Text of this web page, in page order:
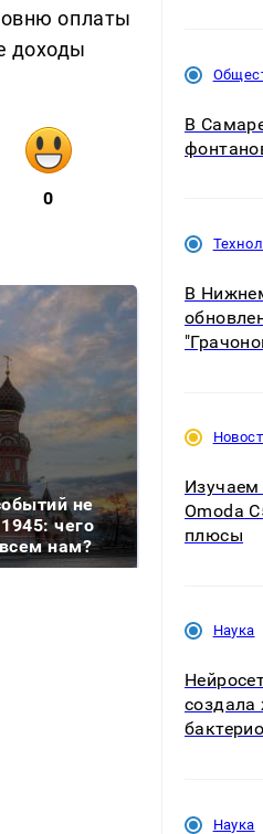
оплаты
доходы
0
не
чего
нам?
В
ажиотаж из-
продукта:
В
В
Omoda
плюсы
Наука
создала
Наука